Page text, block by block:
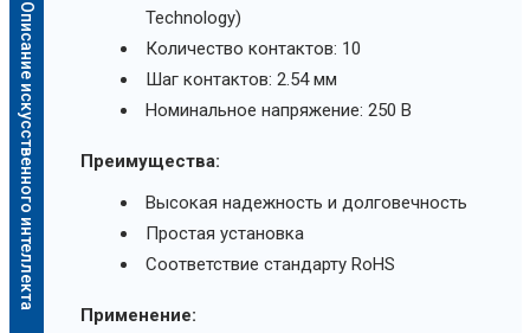
Описание искусственного интеллекта
Technology)
Количество контактов: 10
Шаг контактов: 2.54 мм
Номинальное напряжение: 250 В
Преимущества:
Высокая надежность и долговечность
Простая установка
Соответствие стандарту RoHS
Применение: